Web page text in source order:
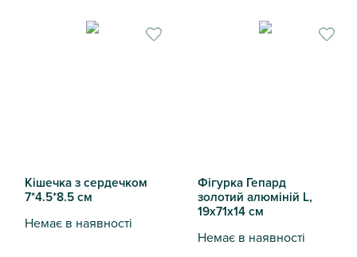
Кішечка з сердечком
7*4.5*8.5 см
Немає в наявності
Кішечка з сердечком 7*4.5*8.5 см
Фігурка Гепард
золотий алюміній L,
19х71х14 см
Немає в наявності